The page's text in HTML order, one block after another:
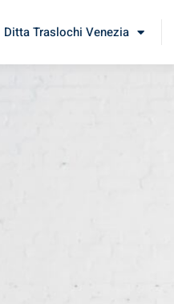
Ditta Traslochi Venezia